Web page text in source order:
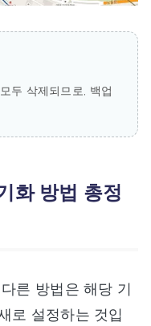
두 삭제되므로, 백업
화 방법 총정
른 방법은 해당 기
로 설정하는 것입